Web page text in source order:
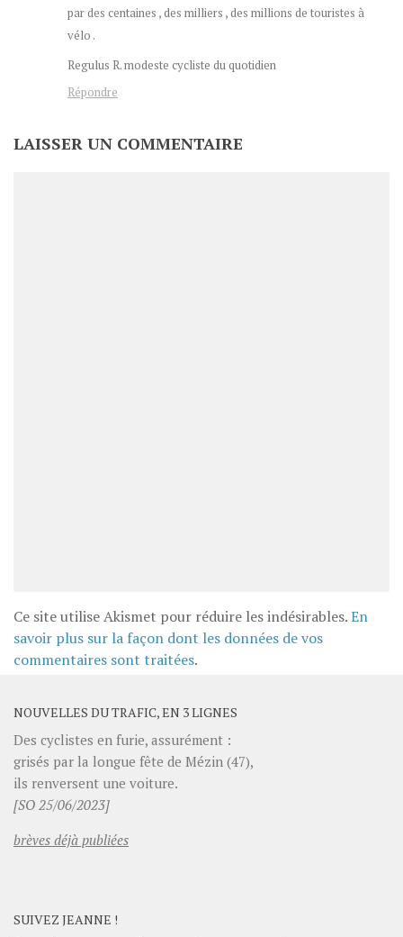
par des centaines , des milliers , des millions de touristes à
vélo .
Regulus R. modeste cycliste du quotidien
Répondre
LAISSER UN COMMENTAIRE
Ce site utilise Akismet pour réduire les indésirables.En
savoir plus sur la façon dont les données de vos
commentaires sont traitées.
NOUVELLES DU TRAFIC, EN 3 LIGNES
Des cyclistes en furie, assurément :
grisés par la longue fête de Mézin (47),
ils renversent une voiture.
[SO 25/06/2023]
brèves déjà publiées
SUIVEZ JEANNE !